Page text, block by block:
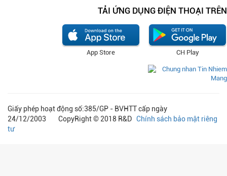
TẢI ỨNG DỤNG ĐIỆN THOẠI TRÊN
CH Play
App Store
Giấy phép hoạt động số:385/GP - BVHTT cấp ngày
24/12/2003 CopyRight © 2018 R&D Chính sách bảo mật riêng
tư